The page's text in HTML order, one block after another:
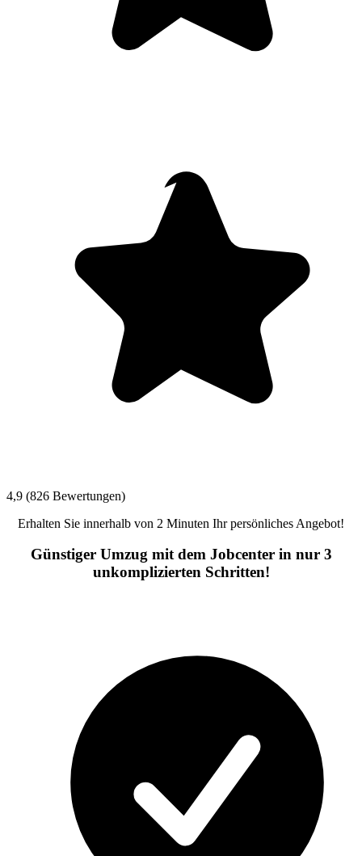
4,9 (826 Bewertungen)
Erhalten Sie innerhalb von 2 Minuten Ihr persönliches Angebot!
Günstiger Umzug mit dem Jobcenter in nur 3
unkomplizierten Schritten!